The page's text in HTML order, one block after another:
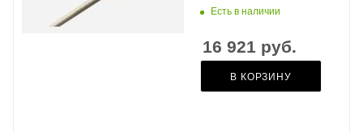
Есть в наличии
16 921 руб.
В КОРЗИНУ